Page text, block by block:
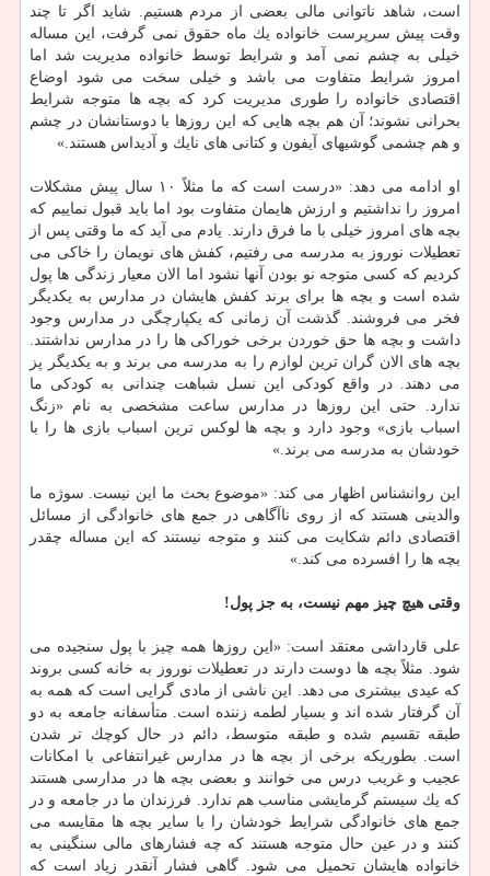
است، شاهد ناتوانی مالی بعضی از مردم هستیم. شاید اگر تا چند
وقت پیش سرپرست خانواده یك ماه حقوق نمی گرفت، این مساله
خیلی به چشم نمی آمد و شرایط توسط خانواده مدیریت شد اما
امروز شرایط متفاوت می باشد و خیلی سخت می شود اوضاع
اقتصادی خانواده را طوری مدیریت كرد كه بچه ها متوجه شرایط
بحرانی نشوند؛ آن هم بچه هایی كه این روزها با دوستانشان در چشم
و هم چشمی گوشیهای آیفون و كتانی های نایك و آدیداس هستند.»
او ادامه می دهد: «درست است كه ما مثلاً ۱۰ سال پیش مشكلات
امروز را نداشتیم و ارزش هایمان متفاوت بود اما باید قبول نماییم كه
بچه های امروز خیلی با ما فرق دارند. یادم می آید كه ما وقتی پس از
تعطیلات نوروز به مدرسه می رفتیم، كفش های نویمان را خاكی می
كردیم كه كسی متوجه نو بودن آنها نشود اما الان معیار زندگی ها پول
شده است و بچه ها برای برند كفش هایشان در مدارس به یكدیگر
فخر می فروشند. گذشت آن زمانی كه یكپارچگی در مدارس وجود
داشت و بچه ها حق خوردن برخی خوراكی ها را در مدارس نداشتند.
بچه های الان گران ترین لوازم را به مدرسه می برند و به یكدیگر پز
می دهند. در واقع كودكی این نسل شباهت چندانی به كودكی ما
ندارد. حتی این روزها در مدارس ساعت مشخصی به نام «زنگ
اسباب بازی» وجود دارد و بچه ها لوكس ترین اسباب بازی ها را با
خودشان به مدرسه می برند.»
این روانشناس اظهار می كند: «موضوع بحث ما این نیست. سوژه ما
والدینی هستند كه از روی ناآگاهی در جمع های خانوادگی از مسائل
اقتصادی دائم شكایت می كنند و متوجه نیستند كه این مساله چقدر
بچه ها را افسرده می كند.»
وقتی هیچ چیز مهم نیست، به جز پول!
علی قارداشی معتقد است: «این روزها همه چیز با پول سنجیده می
شود. مثلاً بچه ها دوست دارند در تعطیلات نوروز به خانه كسی بروند
كه عیدی بیشتری می دهد. این ناشی از مادی گرایی است كه همه به
آن گرفتار شده اند و بسیار لطمه زننده است. متأسفانه جامعه به دو
طبقه تقسیم شده و طبقه متوسط، دائم در حال كوچك تر شدن
است. بطوریكه برخی از بچه ها در مدارس غیرانتفاعی با امكانات
عجیب و غریب درس می خوانند و بعضی بچه ها در مدارسی هستند
كه یك سیستم گرمایشی مناسب هم ندارد. فرزندان ما در جامعه و در
جمع های خانوادگی شرایط خودشان را با سایر بچه ها مقایسه می
كنند و در عین حال متوجه هستند كه چه فشارهای مالی سنگینی به
خانواده هایشان تحمیل می شود. گاهی فشار آنقدر زیاد است كه